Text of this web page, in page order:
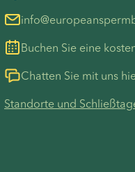
Buchen Sie eine
Chatten Sie mit uns
Standorte und